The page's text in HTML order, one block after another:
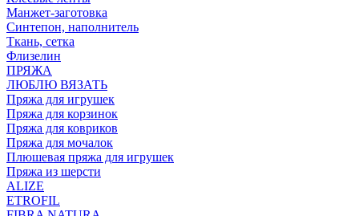
Манжет-заготовка
Синтепон, наполнитель
Ткань, сетка
Флизелин
ПРЯЖА
ЛЮБЛЮ ВЯЗАТЬ
Пряжа для игрушек
Пряжа для корзинок
Пряжа для ковриков
Пряжа для мочалок
Плюшевая пряжа для игрушек
Пряжа из шерсти
ALIZE
ETROFIL